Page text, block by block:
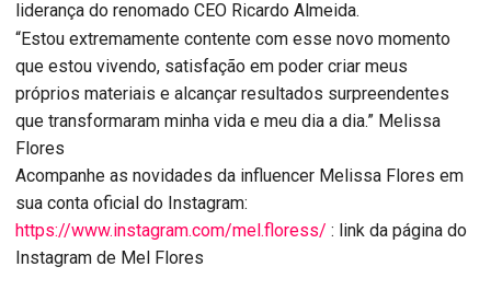
liderança do renomado CEO Ricardo Almeida.
“Estou extremamente contente com esse novo momento
que estou vivendo, satisfação em poder criar meus
próprios materiais e alcançar resultados surpreendentes
que transformaram minha vida e meu dia a dia.” Melissa
Flores
Acompanhe as novidades da influencer Melissa Flores em
sua conta oficial do Instagram:
https://www.instagram.com/mel.floress/ : link da página do
Instagram de Mel Flores